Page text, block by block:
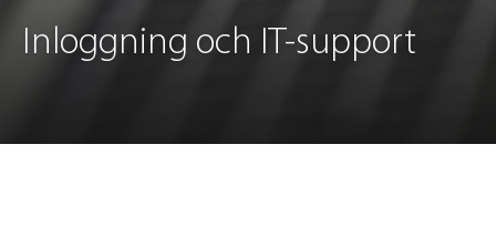
Inloggning och IT-support